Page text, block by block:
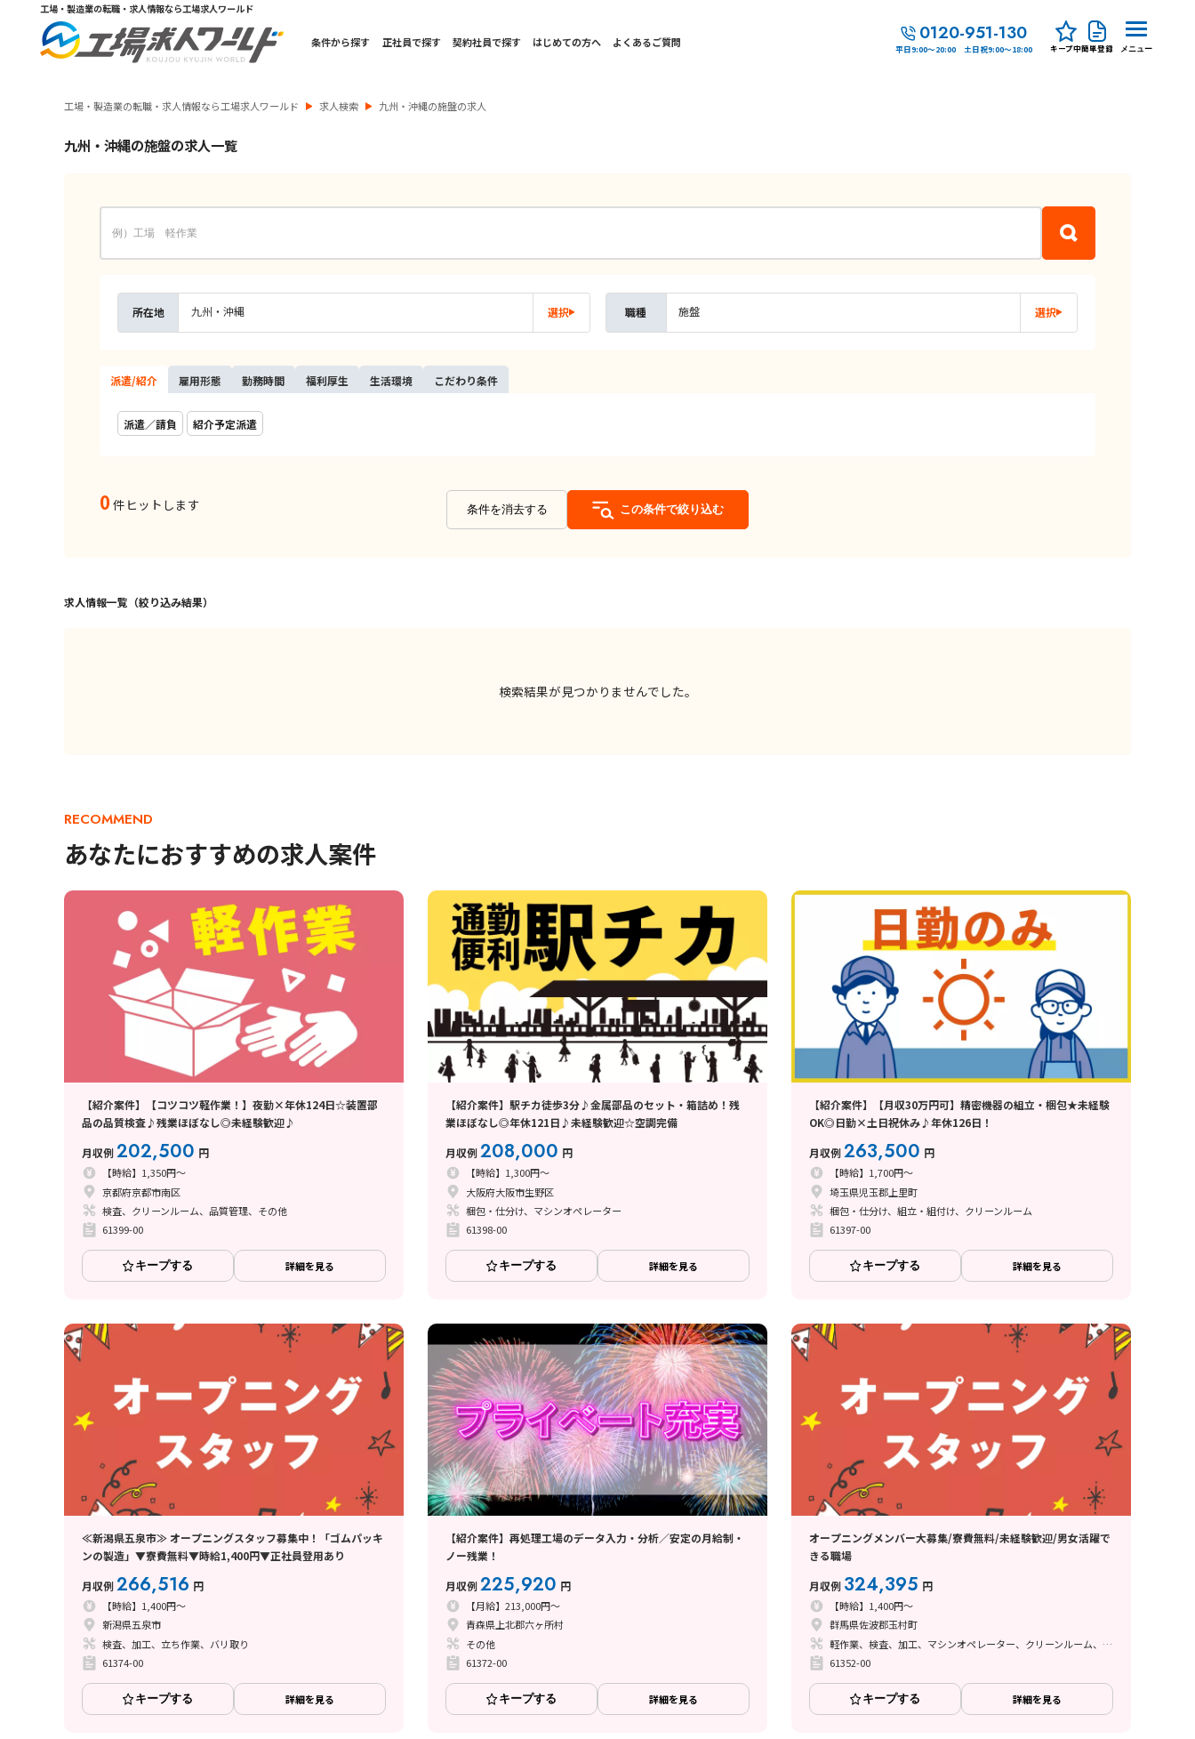
工場・製造業の転職・求人情報なら工場求人ワールド
条件から探す 正社員で探す 契約社員で探す はじめての方へ よくあるご質問 0120-951-130
平日9:00～20:00 土日祝9:00～18:00 キープ中簡単登録 メニュー
工場・製造業の転職・求人情報なら工場求人ワールド 求人検索 九州・沖縄の施盤の求人
九州・沖縄の施盤の求人一覧
所在地 九州・沖縄 選択 職種 施盤 選択
派遣/紹介 雇用形態 勤務時間 福利厚生 生活環境 こだわり条件
派遣／請負 紹介予定派遣
0 件ヒットします 条件を消去する この条件で絞り込む
求人情報一覧（絞り込み結果）
検索結果が見つかりませんでした。
RECOMMEND
あなたにおすすめの求人案件
【紹介案件】【コツコツ軽作業！】夜勤×年休124日☆装置部
品の品質検査♪残業ほぼなし◎未経験歓迎♪
月収例202,500 円
【時給】1,350円～
京都府京都市南区
検査、クリーンルーム、品質管理、その他
61399-00
キープする 詳細を見る
【紹介案件】駅チカ徒歩3分♪金属部品のセット・箱詰め！残
業ほぼなし◎年休121日♪未経験歓迎☆空調完備
月収例208,000 円
【時給】1,300円～
大阪府大阪市生野区
梱包・仕分け、マシンオペレーター
61398-00
キープする 詳細を見る
【紹介案件】【月収30万円可】精密機器の組立・梱包★未経験
OK◎日勤×土日祝休み♪年休126日！
月収例263,500 円
【時給】1,700円～
埼玉県児玉郡上里町
梱包・仕分け、組立・組付け、クリーンルーム
61397-00
キープする 詳細を見る
≪新潟県五泉市≫ オープニングスタッフ募集中！「ゴムパッキ
ンの製造」▼寮費無料▼時給1,400円▼正社員登用あり
月収例266,516 円
【時給】1,400円～
新潟県五泉市
検査、加工、立ち作業、バリ取り
61374-00
キープする 詳細を見る
【紹介案件】再処理工場のデータ入力・分析／安定の月給制・
ノー残業！
月収例225,920 円
【月給】213,000円～
青森県上北郡六ヶ所村
その他
61372-00
キープする 詳細を見る
オープニングメンバー大募集/寮費無料/未経験歓迎/男女活躍で
きる職場
月収例 324,395 円
【時給】1,400円～
群馬県佐波郡玉村町
軽作業、検査、加工、マシンオペレーター、クリーンルーム、清掃・洗浄、品質管理、立ち作業、その他
61352-00
キープする 詳細を見る